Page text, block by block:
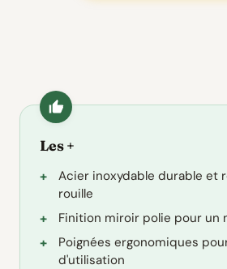
Les +
Acier inoxydable durable et
rouille
Finition miroir polie pour un
Poignées ergonomiques
d'utilisation